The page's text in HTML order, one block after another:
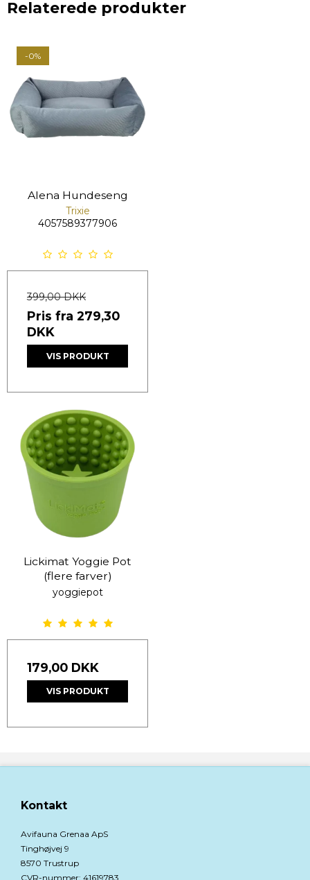
Relaterede produkter
-0%
Alena Hundeseng
Trixie
4057589377906
399,00 DKK
Pris fra 279,30
DKK
VIS PRODUKT
Lickimat Yoggie Pot
(flere farver)
yoggiepot
179,00 DKK
VIS PRODUKT
Kontakt
Avifauna Grenaa ApS
Tinghøjvej 9
8570 Trustrup
CVR-nummer: 41619783